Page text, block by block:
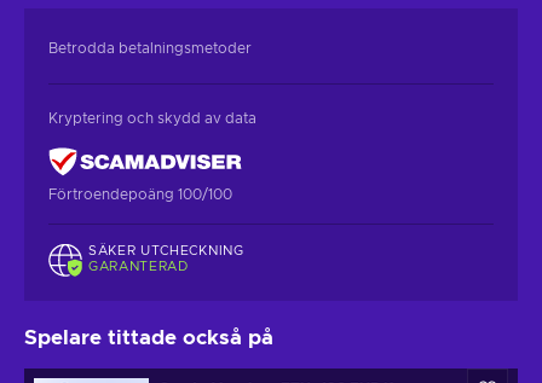
Betrodda betalningsmetoder
Kryptering och skydd av data
Förtroendepoäng 100/100
SÄKER UTCHECKNING
GARANTERAD
Spelare tittade också på